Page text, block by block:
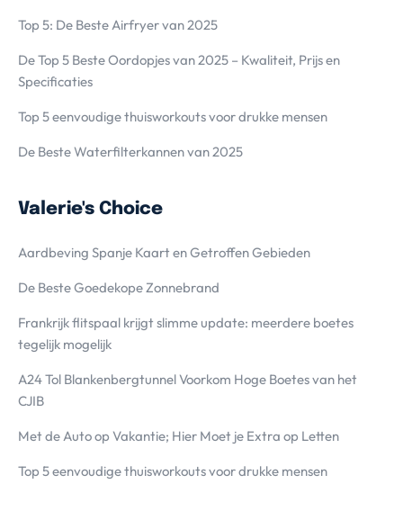
Top 5: De Beste Airfryer van 2025
De Top 5 Beste Oordopjes van 2025 – Kwaliteit, Prijs en
Specificaties
Top 5 eenvoudige thuisworkouts voor drukke mensen
De Beste Waterfilterkannen van 2025
Valerie's Choice
Aardbeving Spanje Kaart en Getroffen Gebieden
De Beste Goedekope Zonnebrand
Frankrijk flitspaal krijgt slimme update: meerdere boetes
tegelijk mogelijk
A24 Tol Blankenbergtunnel Voorkom Hoge Boetes van het
CJIB
Met de Auto op Vakantie; Hier Moet je Extra op Letten
Top 5 eenvoudige thuisworkouts voor drukke mensen